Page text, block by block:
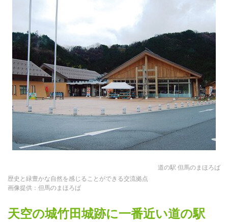
道の駅 但馬のまほろば
歴史と緑豊かな自然を感じることができる交流拠点
画像提供：但馬のまほろば
天空の城竹田城跡に一番近い道の駅